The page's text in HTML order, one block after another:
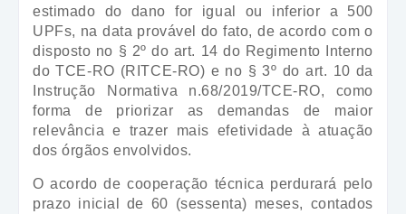
estimado do dano for igual ou inferior a 500
UPFs, na data provável do fato, de acordo com o
disposto no § 2º do art. 14 do Regimento Interno
do TCE-RO (RITCE-RO) e no § 3º do art. 10 da
Instrução Normativa n.68/2019/TCE-RO, como
forma de priorizar as demandas de maior
relevância e trazer mais efetividade à atuação
dos órgãos envolvidos.
O acordo de cooperação técnica perdurará pelo
prazo inicial de 60 (sessenta) meses, contados